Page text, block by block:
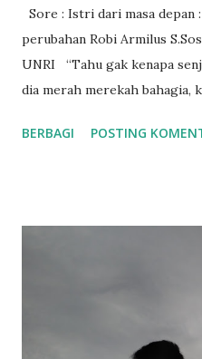
Sore : Istri dari masa depan
perubahan Robi Armilus
UNRI “Tahu gak kenapa
dia merah merekah bahagia,
Dialog diatas menjadi
tanggal 10 Juli 2025, sampai
BERBAGI POSTING